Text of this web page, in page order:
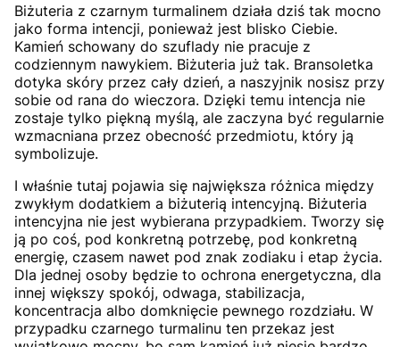
Biżuteria z czarnym turmalinem działa dziś tak mocno
jako forma intencji, ponieważ jest blisko Ciebie.
Kamień schowany do szuflady nie pracuje z
codziennym nawykiem. Biżuteria już tak. Bransoletka
dotyka skóry przez cały dzień, a naszyjnik nosisz przy
sobie od rana do wieczora. Dzięki temu intencja nie
zostaje tylko piękną myślą, ale zaczyna być regularnie
wzmacniana przez obecność przedmiotu, który ją
symbolizuje.
I właśnie tutaj pojawia się największa różnica między
zwykłym dodatkiem a biżuterią intencyjną. Biżuteria
intencyjna nie jest wybierana przypadkiem. Tworzy się
ją po coś, pod konkretną potrzebę, pod konkretną
energię, czasem nawet pod znak zodiaku i etap życia.
Dla jednej osoby będzie to ochrona energetyczna, dla
innej większy spokój, odwaga, stabilizacja,
koncentracja albo domknięcie pewnego rozdziału. W
przypadku czarnego turmalinu ten przekaz jest